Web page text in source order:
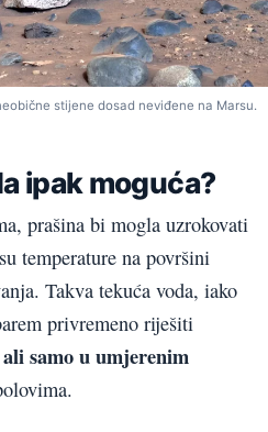
stijene dosad neviđene na Marsu.
ipak moguća?
prašina bi mogla uzrokovati
temperature na površini
Takva tekuća voda, iako
privremeno riješiti
ali samo u umjerenim